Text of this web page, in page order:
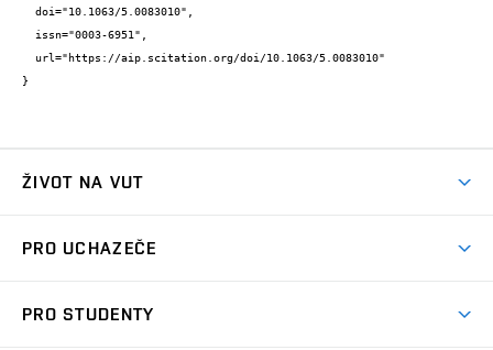
}
ŽIVOT NA VUT
Koleje
PRO UCHAZEČE
PRO STUDENTY